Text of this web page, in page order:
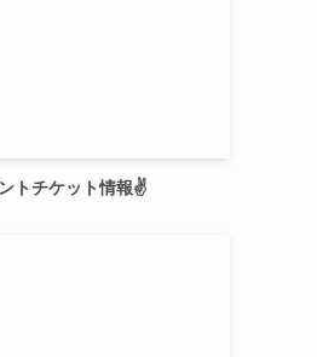
トチケット情報✌